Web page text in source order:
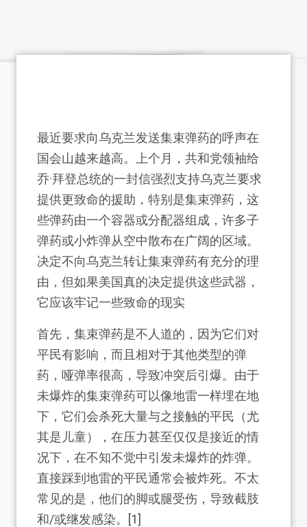
最近要求向乌克兰发送集束弹药的呼声在
国会山越来越高。上个月，共和党领袖给
乔·拜登总统的一封信强烈支持乌克兰要求
提供更致命的援助，特别是集束弹药，这
些弹药由一个容器或分配器组成，许多子
弹药或小炸弹从空中散布在广阔的区域。
决定不向乌克兰转让集束弹药有充分的理
由，但如果美国真的决定提供这些武器，
它应该牢记一些致命的现实
首先，集束弹药是不人道的，因为它们对
平民有影响，而且相对于其他类型的弹
药，哑弹率很高，导致冲突后引爆。由于
未爆炸的集束弹药可以像地雷一样埋在地
下，它们会杀死大量与之接触的平民（尤
其是儿童），在压力甚至仅仅是接近的情
况下，在不知不觉中引发未爆炸的炸弹。
直接踩到地雷的平民通常会被炸死。不太
常见的是，他们的脚或腿受伤，导致截肢
和/或继发感染。[1]